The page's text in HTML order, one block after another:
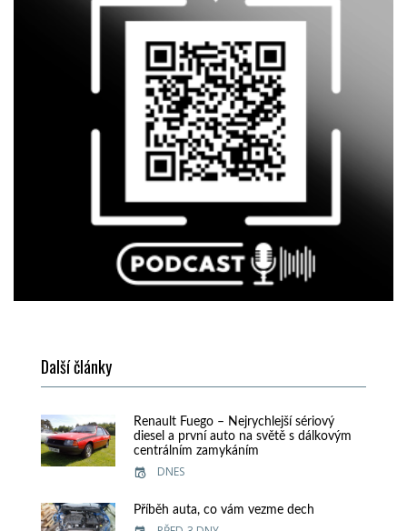
Další články
Renault Fuego – Nejrychlejší sériový
diesel a první auto na světě s dálkovým
centrálním zamykáním
DNES
Příběh auta, co vám vezme dech